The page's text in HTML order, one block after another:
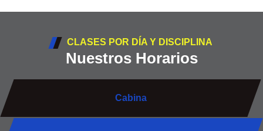
CLASES POR DÍA Y DISCIPLINA
Nuestros Horarios
Cabina